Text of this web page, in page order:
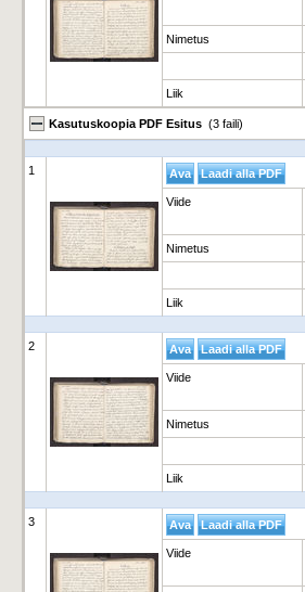
Nimetus
Liik
Kasutuskoopia PDF Esitus (3 faili)
1
Viide
Nimetus
Liik
2
Viide
Nimetus
Liik
3
Viide